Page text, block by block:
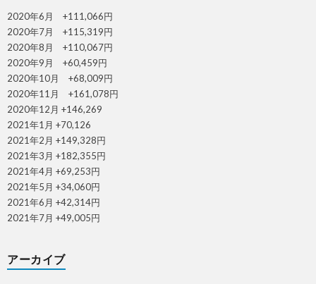
2020年6月 +111,066円
2020年7月 +115,319円
2020年8月 +110,067円
2020年9月 +60,459円
2020年10月 +68,009円
2020年11月 +161,078円
2020年12月 +146,269
2021年1月 +70,126
2021年2月 +149,328円
2021年3月 +182,355円
2021年4月 +69,253円
2021年5月 +34,060円
2021年6月 +42,314円
2021年7月 +49,005円
アーカイブ